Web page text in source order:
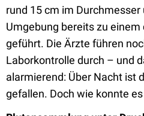
rund 15 cm im
Umgebung bereits zu einem
geführt. Die Ärzte führen
Laborkontrolle durch – und
alarmierend: Über Nacht ist
gefallen. Doch wie konnte